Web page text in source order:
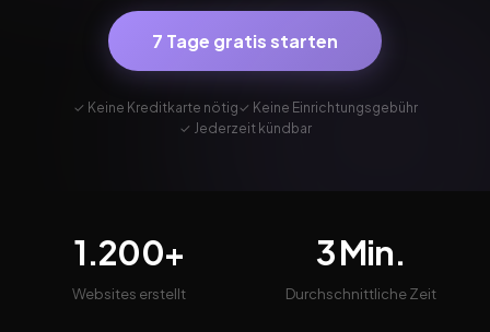
7 Tage gratis starten
✓ Keine Kreditkarte nötig✓ Keine Einrichtungsgebühr
✓ Jederzeit kündbar
1.200+
Websites erstellt
3 Min.
Durchschnittliche Zeit